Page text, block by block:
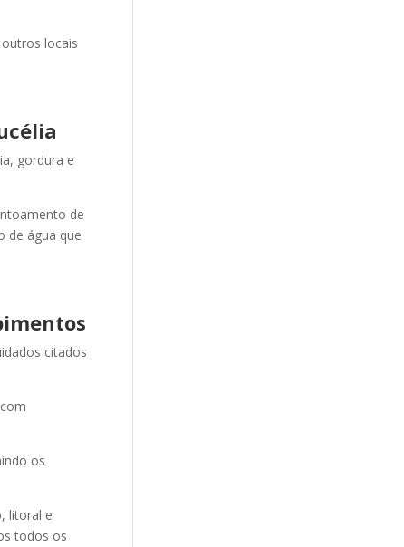
locais
gordura e
de
de água que
citados
os
litoral e
todos os